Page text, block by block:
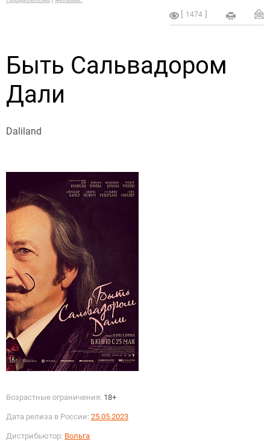
1474
Быть Сальвадором
Дали
Daliland
Возрастные ограничения: 18+
Дата релиза в России: 25.05.2023
Дистрибьютор: Вольга